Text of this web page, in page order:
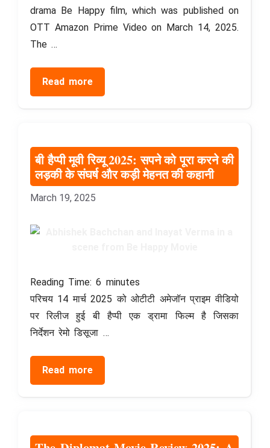
drama Be Happy film, which was published on
OTT Amazon Prime Video on March 14, 2025.
The …
Read more
बी हैप्पी मूवी रिव्यू 2025: सपने को पूरा करने की
लड़की के संघर्ष और कड़ी मेहनत की कहानी
March 19, 2025
Reading Time:6 minutes
परिचय 14 मार्च 2025 को ओटीटी अमेजॉन प्राइम वीडियो
पर रिलीज हुई बी हैप्पी एक ड्रामा फिल्म है जिसका
निर्देशन रेमो डिसूजा …
Read more